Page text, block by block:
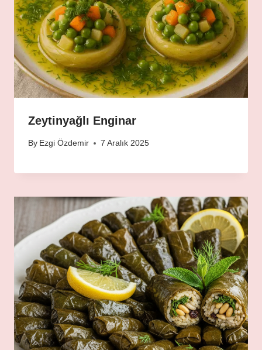
Zeytinyağlı Enginar
By Ezgi Özdemir 7 Aralık 2025